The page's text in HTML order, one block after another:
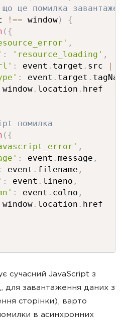
це помилка
!== window)
{
( {
,
: 'resource_loading' ,
: event . target . src
: event . target .
window. location . href
помилка
( {
,
: event . message ,
: event . filename ,
: event . lineno ,
: event . colno ,
window. location . href
сучасний JavaScript з
для завантаження даних з
сторінки), варто
в асинхронних